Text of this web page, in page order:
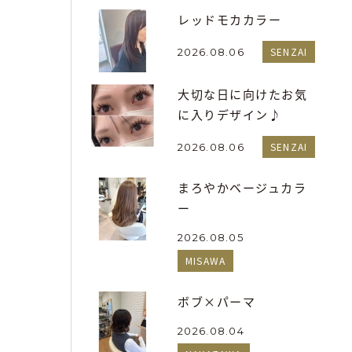
レッドモカカラー
2026.08.06 SENZAI
大切な日に向けたお気
に入りデザイン♪
2026.08.06 SENZAI
まろやかベージュカラ
ー
2026.08.05
MISAWA
ボブ×パーマ
2026.08.04